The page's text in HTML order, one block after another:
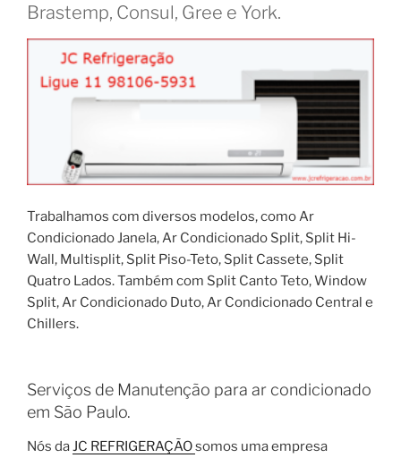
Brastemp, Consul, Gree e York.
Trabalhamos com diversos modelos, como Ar
Condicionado Janela, Ar Condicionado Split, Split Hi-
Wall, Multisplit, Split Piso-Teto, Split Cassete, Split
Quatro Lados. Também com Split Canto Teto, Window
Split, Ar Condicionado Duto, Ar Condicionado Central e
Chillers.
Serviços de Manutenção para ar condicionado
em São Paulo.
Nós daJC REFRIGERAÇÃOsomos uma empresa